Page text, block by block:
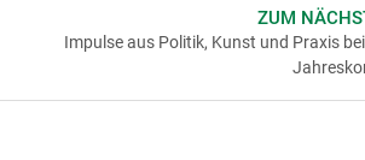
ZUM
Impulse aus Politik, Kunst und Praxis